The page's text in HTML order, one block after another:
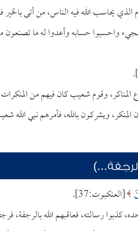
يحاسب الله فيه الناس، من أتى بالخير
واحسبوا حسابه وأعدوا له ما
المناكر، وقوم شعيب كان فيهم من
ويشركون بالله، فأمرهم نبي الله
[العنكبوت:37].
كذبوا رسالته، فعاقبهم الله بالرجفة،